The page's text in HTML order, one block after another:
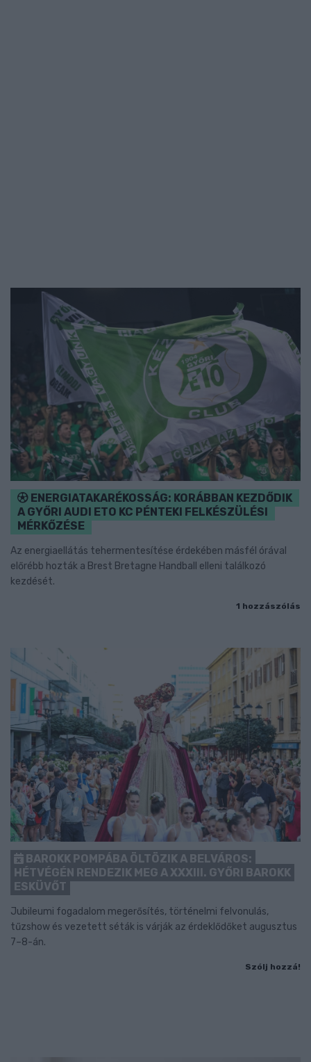
ENERGIATAKARÉKOSSÁG: KORÁBBAN KEZDŐDIK
A GYŐRI AUDI ETO KC PÉNTEKI FELKÉSZÜLÉSI
MÉRKŐZÉSE
Az energiaellátás tehermentesítése érdekében másfél órával
előrébb hozták a Brest Bretagne Handball elleni találkozó
kezdését.
1 hozzászólás
BAROKK POMPÁBA ÖLTÖZIK A BELVÁROS:
HÉTVÉGÉN RENDEZIK MEG A XXXIII. GYŐRI BAROKK
ESKÜVŐT
Jubileumi fogadalom megerősítés, történelmi felvonulás,
tűzshow és vezetett séták is várják az érdeklődőket augusztus
7–8-án.
Szólj hozzá!